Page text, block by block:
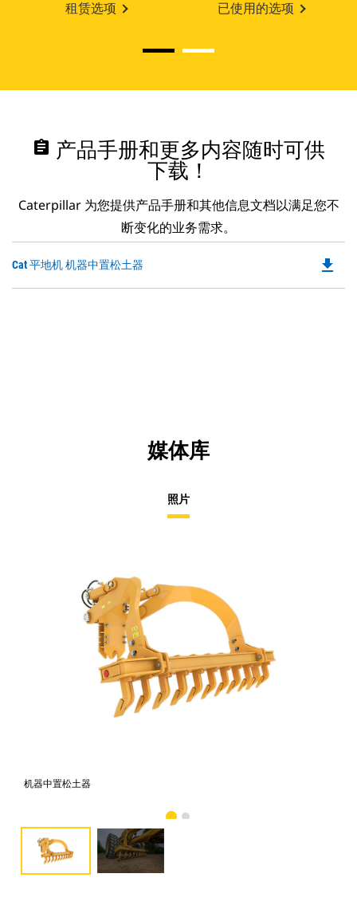
租赁选项 已使用的选项
assignment 产品手册和更多内容随时可供
下载！
Caterpillar 为您提供产品手册和其他信息文档以满足您不
断变化的业务需求。
Cat 平地机 机器中置松土器 file_download
媒体库
照片
机器中置松土器